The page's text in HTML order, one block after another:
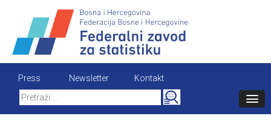
content
Press Newsletter
Kontakt
Search
for: